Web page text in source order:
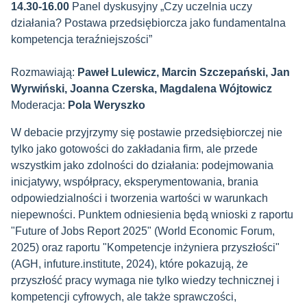
14.30-16.00 Panel dyskusyjny „Czy uczelnia uczy
działania? Postawa przedsiębiorcza jako fundamentalna
kompetencja teraźniejszości”
Rozmawiają: Paweł Lulewicz, Marcin Szczepański, Jan
Wyrwiński, Joanna Czerska, Magdalena Wójtowicz
Moderacja: Pola Weryszko
W debacie przyjrzymy się postawie przedsiębiorczej nie
tylko jako gotowości do zakładania firm, ale przede
wszystkim jako zdolności do działania: podejmowania
inicjatywy, współpracy, eksperymentowania, brania
odpowiedzialności i tworzenia wartości w warunkach
niepewności. Punktem odniesienia będą wnioski z raportu
"Future of Jobs Report 2025" (World Economic Forum,
2025) oraz raportu "Kompetencje inżyniera przyszłości"
(AGH, infuture.institute, 2024), które pokazują, że
przyszłość pracy wymaga nie tylko wiedzy technicznej i
kompetencji cyfrowych, ale także sprawczości,